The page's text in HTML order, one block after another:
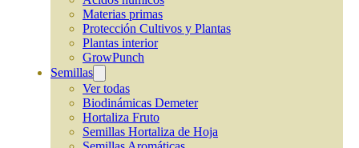
Materias primas
Protección Cultivos y Plantas
Plantas interior
GrowPunch
Semillas
Ver todas
Biodinámicas Demeter
Hortaliza Fruto
Semillas Hortaliza de Hoja